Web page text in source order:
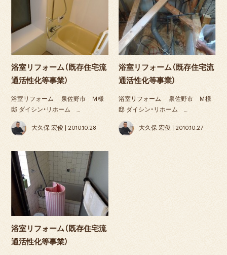
浴室リフォーム（既存住宅流
通活性化等事業）
浴室リフォーム 泉佐野市 Ｍ様
邸 ダイシン・リホーム …
大久保 宏俊 | 2010.10.28
浴室リフォーム（既存住宅流
通活性化等事業）
浴室リフォーム 泉佐野市 Ｍ様
邸 ダイシン・リホーム …
大久保 宏俊 | 2010.10.27
浴室リフォーム（既存住宅流
通活性化等事業）